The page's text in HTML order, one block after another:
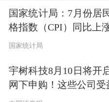
（601857.SH
（601988.SH
（600941.SH）则
际旭创（
今年以来，工业富
国家统计局：7月份居
格指数（CPI）同比上
国家统计局
宇树科技8月10日将开
网下申购！这些公司受